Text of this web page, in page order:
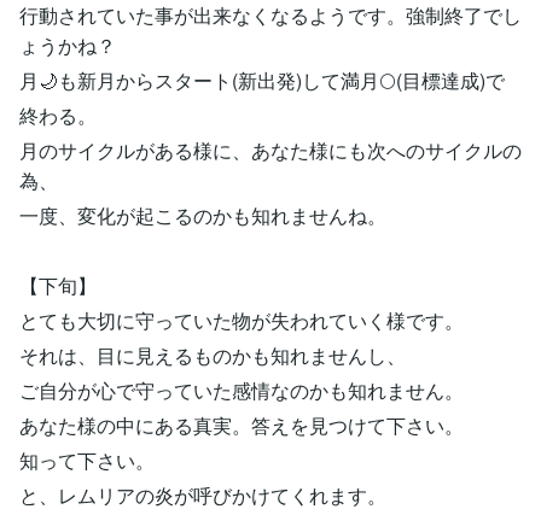
行動されていた事が出来なくなるようです。強制終了でし
ょうかね？
月🌙も新月からスタート(新出発)して満月🌕(目標達成)で
終わる。
月のサイクルがある様に、あなた様にも次へのサイクルの
為、
一度、変化が起こるのかも知れませんね。
【下旬】
とても大切に守っていた物が失われていく様です。
それは、目に見えるものかも知れませんし、
ご自分が心で守っていた感情なのかも知れません。
あなた様の中にある真実。答えを見つけて下さい。
知って下さい。
と、レムリアの炎が呼びかけてくれます。